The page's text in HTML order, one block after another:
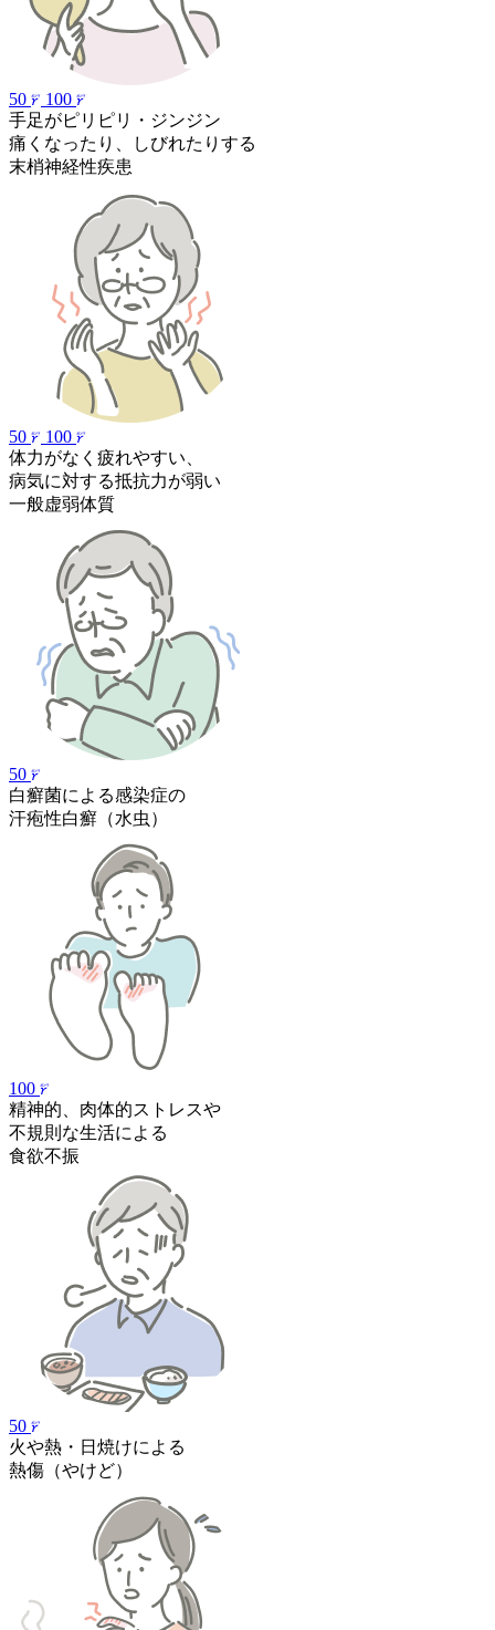
50
100
手足がピリピリ
・ ジンジン
痛くなったり、
しびれたりする
末梢神経性疾患
50
100
体力がなく疲れやすい、
病気に対する抵抗力が弱い
一般虚弱体質
50
白癬菌による感染症の
汗疱性白癬 （水虫）
100
精神的、肉体的ストレスや
不規則な生活による
食欲不振
50
火や熱・日焼けによる
熱傷 （やけど）